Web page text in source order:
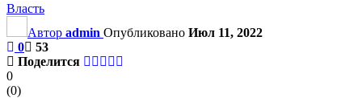
Власть
Автор admin Опубликовано Июл 11, 2022
0
53
Поделится
0
(0)